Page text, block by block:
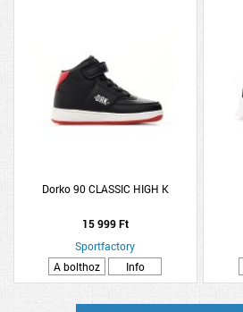
Dorko 90 CLASSIC HIGH K
15 999 Ft
Sportfactory
A bolthoz
Info